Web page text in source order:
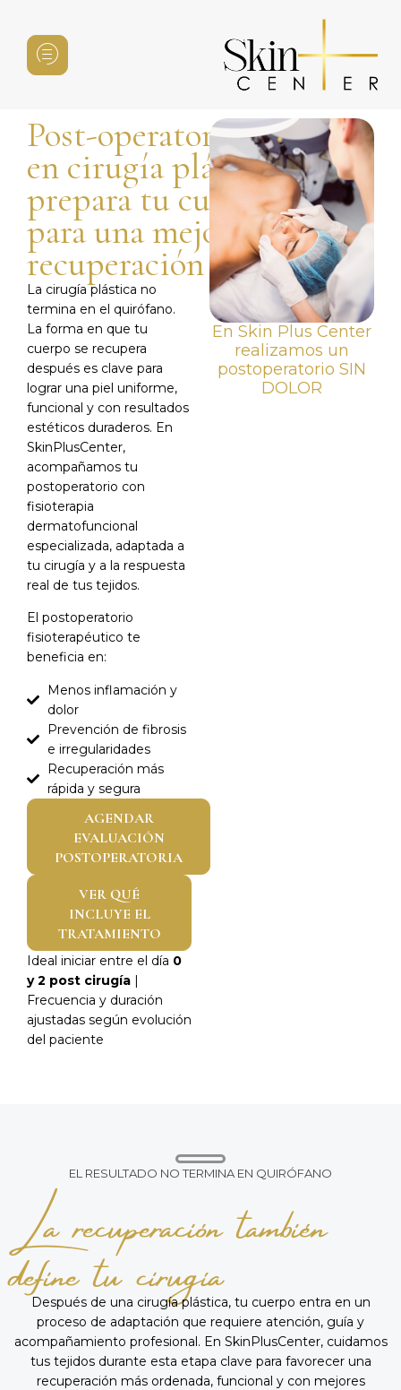
Post-operatorio
en cirugía plástica:
prepara tu cuerpo
para una mejor
recuperación
La cirugía plástica no
termina en el quirófano.
La forma en que tu
cuerpo se recupera
después es clave para
lograr una piel uniforme,
funcional y con resultados
estéticos duraderos. En
SkinPlusCenter,
acompañamos tu
postoperatorio con
fisioterapia
dermatofuncional
especializada, adaptada a
tu cirugía y a la respuesta
real de tus tejidos.
El postoperatorio
fisioterapéutico te
beneficia en:
Menos inflamación y
dolor
Prevención de fibrosis
e irregularidades
Recuperación más
rápida y segura
AGENDAR
EVALUACIÓN
POSTOPERATORIA
VER QUÉ
INCLUYE EL
TRATAMIENTO
Ideal iniciar entre el día 0
y 2 post cirugía |
Frecuencia y duración
ajustadas según evolución
del paciente
En Skin Plus Center
realizamos un
postoperatorio SIN
DOLOR
EL RESULTADO NO TERMINA EN QUIRÓFANO
La recuperación también
define tu cirugía
Después de una cirugía plástica, tu cuerpo entra en un
proceso de adaptación que requiere atención, guía y
acompañamiento profesional. En SkinPlusCenter, cuidamos
tus tejidos durante esta etapa clave para favorecer una
recuperación más ordenada, funcional y con mejores